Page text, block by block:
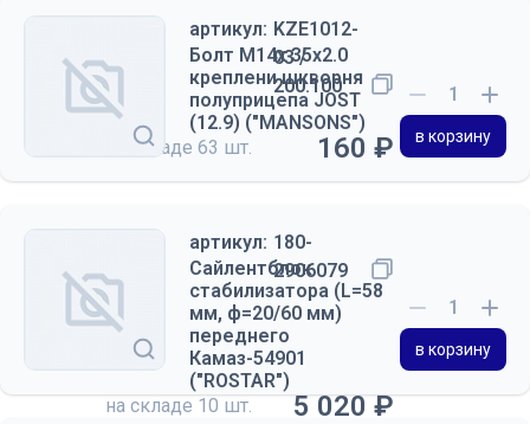
артикул: KZE1012-
03 /
200.100
Болт М14х 35x2.0
креплени шкворня
полуприцепа JOST
(12.9) ("MANSONS")
на складе 63 шт. 160 ₽ в корзину
артикул: 180-
2906079
Сайлентблок
стабилизатора (L=58
мм, ф=20/60 мм)
переднего
Камаз-54901
("ROSTAR")
на складе 10 шт. 5 020 ₽
в корзину